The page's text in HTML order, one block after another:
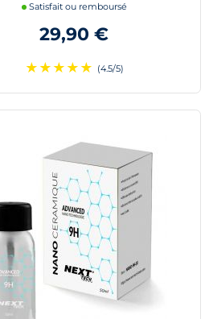
Satisfait ou remboursé
29,90 €
★ ★ ★ ★ ★ (4.5/5)